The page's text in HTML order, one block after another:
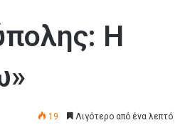
Η
19 Λιγότερο από ένα λεπτό